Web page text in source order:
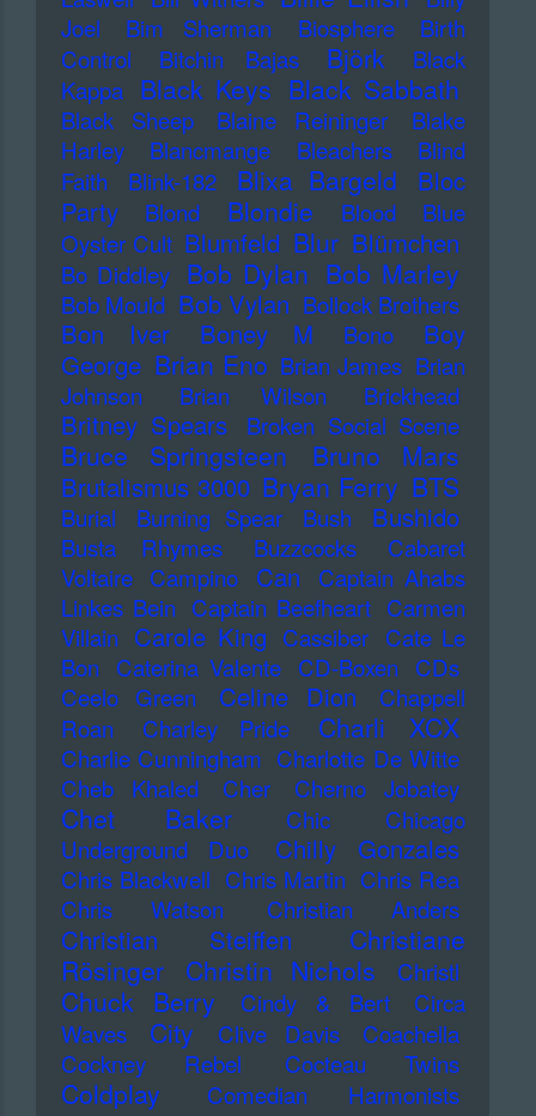
Joel
Bim Sherman Biosphere
Birth
Control
Bitchin Bajas Björk
Black
Kappa Black Keys Black Sabbath
Black Sheep Blaine Reininger
Blake
Harley
Blancmange Bleachers
Blind
Faith
Blink-182 Blixa Bargeld
Bloc
Party
Blond Blondie Blood
Blue
Oyster Cult Blumfeld Blur Blümchen
Bo Diddley Bob Dylan Bob Marley
Bob Mould Bob Vylan Bollock Brothers
Bon Iver Boney M Bono
Boy
George Brian Eno Brian James Brian
Johnson
Brian Wilson Brickhead
Britney Spears Broken Social Scene
Bruce Springsteen Bruno Mars
Brutalismus 3000 Bryan Ferry BTS
Burial Burning Spear Bush Bushido
Busta Rhymes Buzzcocks
Cabaret
Voltaire Campino Can
Captain Ahabs
Linkes Bein Captain Beefheart Carmen
Villain Carole King Cassiber Cate Le
Bon
Caterina Valente CD-Boxen
CDs
Ceelo Green
Celine Dion
Chappell
Roan
Charley Pride Charli XCX
Charlie Cunningham Charlotte De Witte
Cheb Khaled
Cher Cherno Jobatey
Chet Baker Chic
Chicago
Underground Duo
Chilly Gonzales
Chris Blackwell Chris Martin Chris Rea
Chris Watson
Christian Anders
Christian Steiffen
Christiane
Rösinger
Christin Nichols Christl
Chuck Berry Cindy & Bert
Circa
Waves
City Clive Davis
Coachella
Cockney Rebel
Cocteau Twins
Coldplay
Comedian Harmonists